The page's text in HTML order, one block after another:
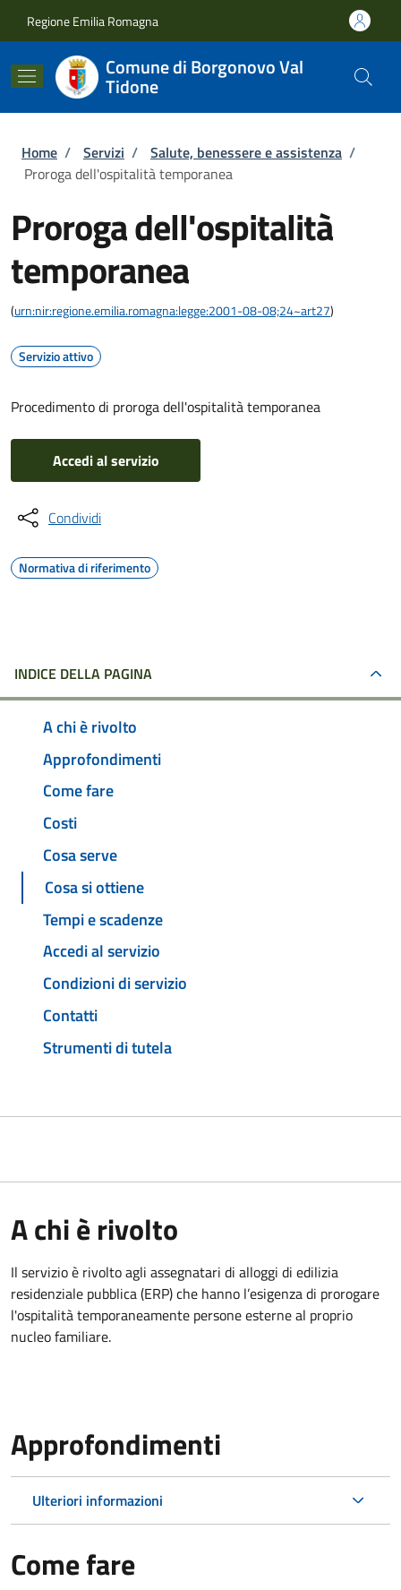
Regione Emilia Romagna
Comune di Borgonovo Val
Tidone
Briciole di pane
Home / Servizi / Salute, benessere e assistenza /
Proroga dell'ospitalità temporanea
Proroga dell'ospitalità
temporanea
(urn:nir:regione.emilia.romagna:legge:2001-08-08;24~art27)
Servizio attivo
Procedimento di proroga dell'ospitalità temporanea
Accedi al servizio
Condividi
Normativa di riferimento
INDICE DELLA PAGINA
A chi è rivolto
Approfondimenti
Come fare
Costi
Cosa serve
Cosa si ottiene
Tempi e scadenze
Accedi al servizio
Condizioni di servizio
Contatti
Strumenti di tutela
A chi è rivolto
Il servizio è rivolto agli assegnatari di alloggi di edilizia
residenziale pubblica (ERP) che hanno l’esigenza di prorogare
l'ospitalità temporaneamente persone esterne al proprio
nucleo familiare.
Approfondimenti
Ulteriori informazioni
Come fare